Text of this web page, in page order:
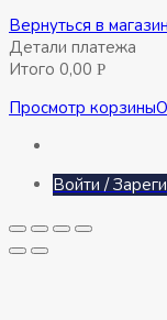
Вернуться в магазин
Детали платежа
Итого 0,00 Р
Просмотр корзины
Войти /